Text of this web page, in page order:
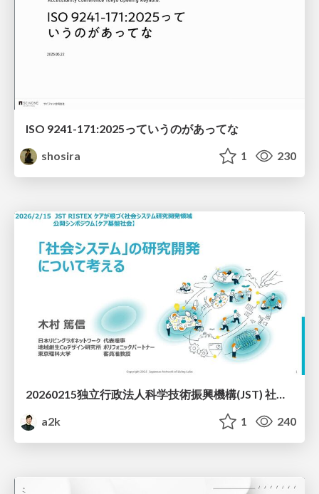
ISO 9241-171:2025っていうのがあってな
shosira
1 230
a2k
1 240